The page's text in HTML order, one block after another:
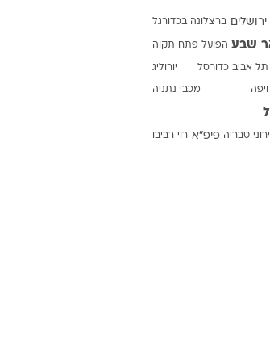
ברצלונה בכדורגל
שבע הפועל פתח תקוה
תל אביב כדורסל יורוליג
מכבי נתניה
טבריה פיפ"א רוי רביבו